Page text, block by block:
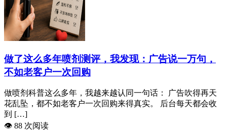
做了这么多年喷剂测评，我发现：广告说一万句，
不如老客户一次回购
做喷剂科普这么多年，我越来越认同一句话： 广告吹得再天
花乱坠，都不如老客户一次回购来得真实。 后台每天都会收
到 […]
👁️ 88 次阅读